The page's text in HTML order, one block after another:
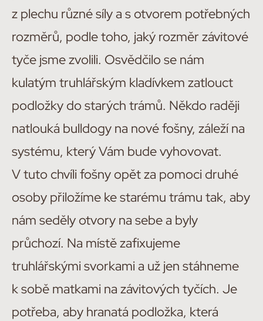
z plechu různé síly a s otvorem potřebných
rozměrů, podle toho, jaký rozměr závitové
tyče jsme zvolili. Osvědčilo se nám
kulatým truhlářským kladívkem zatlouct
podložky do starých trámů. Někdo raději
natlouká bulldogy na nové fošny, záleží na
systému, který Vám bude vyhovovat.
V tuto chvíli fošny opět za pomoci druhé
osoby přiložíme ke starému trámu tak, aby
nám seděly otvory na sebe a byly
průchozí. Na místě zafixujeme
truhlářskými svorkami a už jen stáhneme
k sobě matkami na závitových tyčích. Je
potřeba, aby hranatá podložka, která